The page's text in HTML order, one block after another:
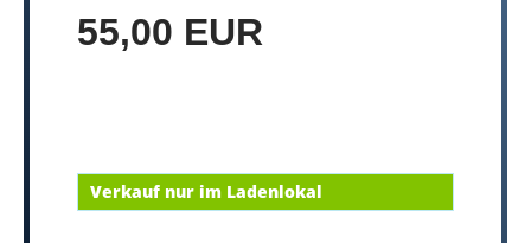
55,00 EUR
Verkauf nur im Ladenlokal